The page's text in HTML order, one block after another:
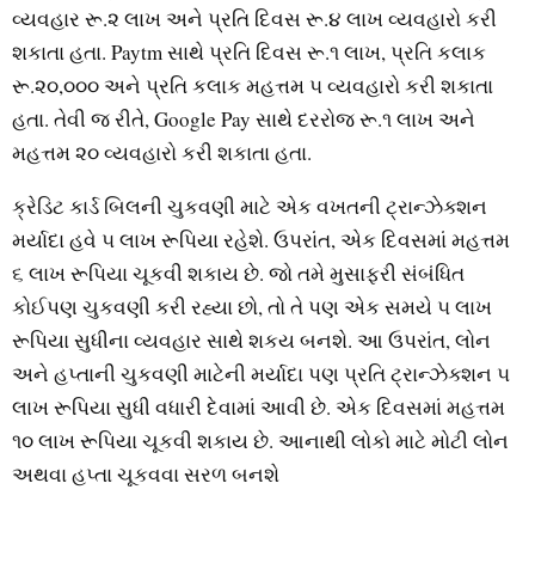
વ્‍યવહાર રૂ.૨ લાખ અને પ્રતિ દિવસ રૂ.૪ લાખ વ્‍યવહારો કરી
શકાતા હતા. Paytm સાથે પ્રતિ દિવસ રૂ.૧ લાખ, પ્રતિ કલાક
રૂ.૨૦,૦૦૦ અને પ્રતિ કલાક મહત્તમ ૫ વ્‍યવહારો કરી શકાતા
હતા. તેવી જ રીતે, Google Pay સાથે દરરોજ રૂ.૧ લાખ અને
મહત્તમ ૨૦ વ્‍યવહારો કરી શકાતા હતા.
ક્રેડિટ કાર્ડ બિલની ચુકવણી માટે એક વખતની ટ્રાન્‍ઝેક્‍શન
મર્યાદા હવે ૫ લાખ રૂપિયા રહેશે. ઉપરાંત, એક દિવસમાં મહત્તમ
૬ લાખ રૂપિયા ચૂકવી શકાય છે. જો તમે મુસાફરી સંબંધિત
કોઈપણ ચુકવણી કરી રહ્યા છો, તો તે પણ એક સમયે ૫ લાખ
રૂપિયા સુધીના વ્‍યવહાર સાથે શકય બનશે. આ ઉપરાંત, લોન
અને હપ્તાની ચુકવણી માટેની મર્યાદા પણ પ્રતિ ટ્રાન્‍ઝેક્‍શન ૫
લાખ રૂપિયા સુધી વધારી દેવામાં આવી છે. એક દિવસમાં મહત્તમ
૧૦ લાખ રૂપિયા ચૂકવી શકાય છે. આનાથી લોકો માટે મોટી લોન
અથવા હપ્તા ચૂકવવા સરળ બનશે